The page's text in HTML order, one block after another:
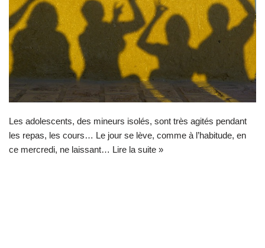
Les adolescents, des mineurs isolés, sont très agités pendant
les repas, les cours… Le jour se lève, comme à l’habitude, en
ce mercredi, ne laissant… Lire la suite »